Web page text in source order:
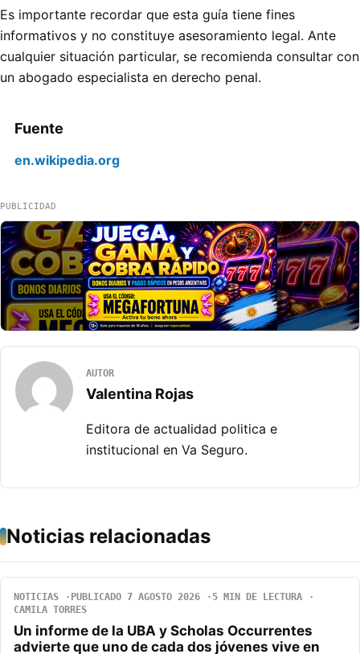
Es importante recordar que esta guía tiene fines
informativos y no constituye asesoramiento legal. Ante
cualquier situación particular, se recomienda consultar con
un abogado especialista en derecho penal.
Fuente
en.wikipedia.org
PUBLICIDAD
AUTOR
Valentina Rojas
Editora de actualidad politica e
institucional en Va Seguro.
Noticias relacionadas
NOTICIAS PUBLICADO 7 AGOSTO 2026
5 MIN DE LECTURA
CAMILA TORRES
Un informe de la UBA y Scholas Occurrentes
advierte que uno de cada dos jóvenes vive en